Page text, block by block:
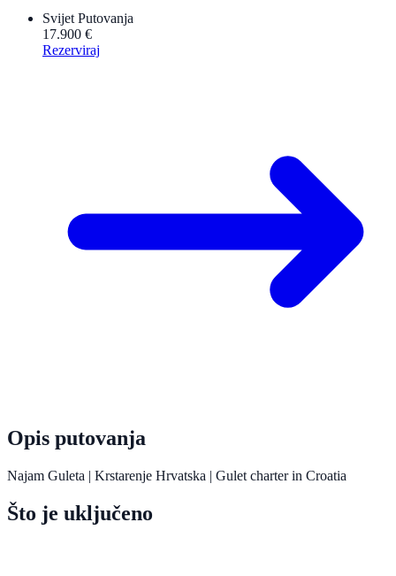
Svijet Putovanja
17.900 €
Rezerviraj
Opis putovanja
Najam Guleta | Krstarenje Hrvatska | Gulet charter in Croatia
Što je uključeno